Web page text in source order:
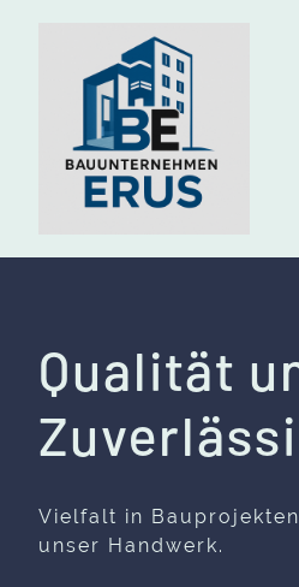
Qualität
Vielfalt in
unser Handwerk.